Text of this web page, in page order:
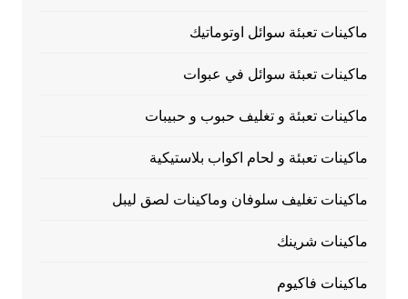
ماكينات تعبئة سوائل اوتوماتيك
ماكينات تعبئة سوائل في عبوات
ماكينات تعبئة و تغليف حبوب و حبيبات
ماكينات تعبئة و لحام اكواب بلاستيكية
ماكينات تغليف سلوفان وماكينات لصق ليبل
ماكينات شرينك
ماكينات فاكيوم